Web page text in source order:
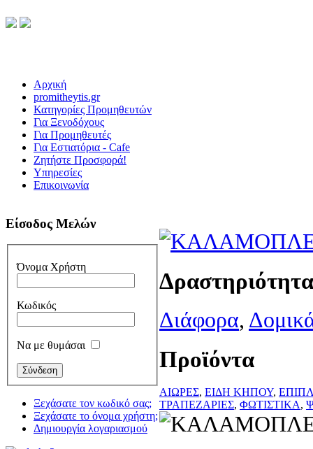
Αρχική
promitheytis.gr
Κατηγορίες Προμηθευτών
Για Ξενοδόχους
Για Προμηθευτές
Για Εστιατόρια - Cafe
Ζητήστε Προσφορά!
Υπηρεσίες
Επικοινωνία
Είσοδος Μελών
Όνομα Χρήστη
Κωδικός
Να με θυμάσαι
Ξεχάσατε τον κωδικό σας;
Ξεχάσατε το όνομα χρήστη;
Δημιουργία λογαριασμού
Δραστηριότητα
Διάφορα,
Προϊόντα
ΑΙΩΡΕΣ, ΕΙΔΗ ΚΗΠΟΥ,
ΤΡΑΠΕΖΑΡΙΕΣ, ΦΩΤΙΣΤΙΚΑ,